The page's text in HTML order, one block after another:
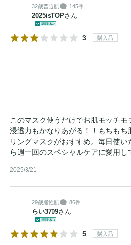
32歳普通肌 145件
2025isTOPさん
3 購入品
このマスク使うだけでお肌モッチ
浸透力もかなりあがる！！もちもち
リングマスクがおすすめ。毎日使
ら週一回のスペシャルケアに愛用
2025/3/21
29歳脂性肌 86件
らい3709さん
5 購入品